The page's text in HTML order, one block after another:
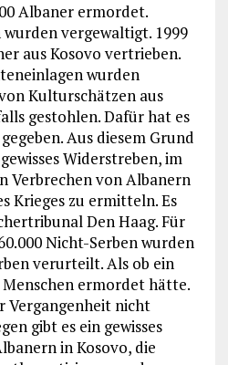
Albaner ermordet.
vergewaltigt. 1999
aus Kosovo vertrieben.
wurden
Kulturschätzen aus
gestohlen. Dafür hat es
Aus diesem Grund
Widerstreben, im
Verbrechen von Albanern
Krieges zu ermitteln. Es
Den Haag. Für
Nicht-Serben wurden
verurteilt. Als ob ein
ermordet hätte.
Vergangenheit nicht
gibt es ein gewisses
in Kosovo, die